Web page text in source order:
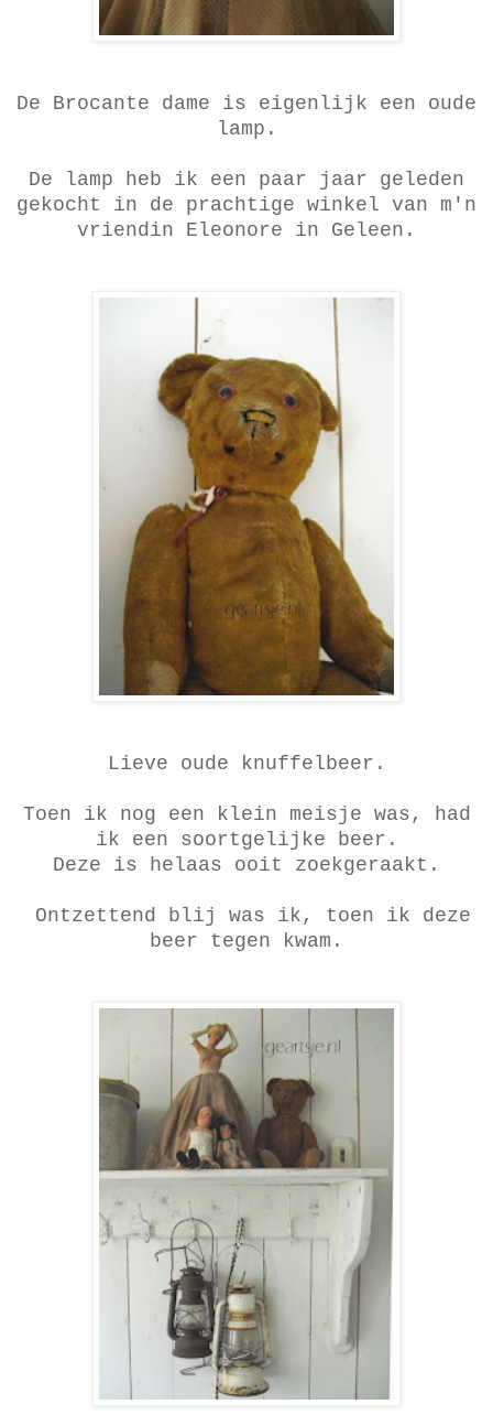
De Brocante dame is eigenlijk een oude
lamp.
De lamp heb ik een paar jaar geleden
gekocht in de prachtige winkel van m'n
vriendin Eleonore in Geleen.
Lieve oude knuffelbeer.
Toen ik nog een klein meisje was, had
ik een soortgelijke beer.
Deze is helaas ooit zoekgeraakt.
Ontzettend blij was ik, toen ik deze
beer tegen kwam.